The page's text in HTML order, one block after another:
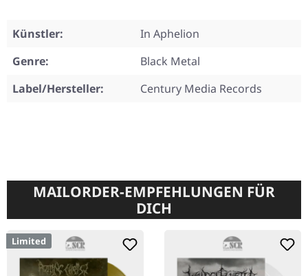
Künstler:
In Aphelion
Genre:
Black Metal
Label/Hersteller:
Century Media Records
MAILORDER-EMPFEHLUNGEN FÜR
DICH
Limited